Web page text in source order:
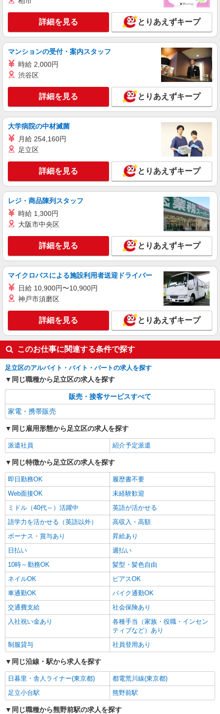
時給2000円〜 ※残業代支給 ★交通費別途支給
（規定あり） ゜+゜・。○。・゜+゜・。○。・゜
+゜ 入社祝い金10万円支給(規定有) お友達を紹介
頂くと, インセンティブ支給(規定有) ★月2回払
い・週払い可能（規程有）★ ゜・。○。・゜
東京都足立区の家電量販店
キープ 詳細を見る
株式会社ケーズキャリアスタッフ
パソコンのサポート受付スタッフ
時給1,650円 ■交通費全額支給 ■時間外手当
（１分単位で別途全額支給） ※全て当社規定あり
■ケーズデンキ足立店 足立店内アシストカウ
キープ 詳細を見る
正社員
ソフトバンク北千住店
【店長職】ソフトバンクショップの携帯販売ス
月給 260,000円 〜 322,000円 試用期間あり 6
ヶ月 月給25万円以上 ※経験・能力による 【試用
期間】月給 260000 円 〜 322000 円
■ソフトバンク北千住店 東京都 足立区 千住2
丁目 22‐3 YKビル1F
キープ 詳細を見る
ワイモバイルアリオ西新井店
ワイモバイルショップの携帯販売スタッフ
月給 265,000円 〜 350,000円 固定残業代:
20,000円 〜 20,000円（11時間相当） ＊基本給
280,000円を超える場合は10,000円（5時間相
当）、基本給320,000円を超える場合は5,000円（2
時間相当）支給。時間外手当は時間外労働の有無
にかかわらず、固定残業代として支給し、相当時
間を超える時間外労働分は法定どおり追加で支給
します。 試用期間あり 3ヶ月 ※経験・能力による
新井栄町1丁目20‐1 アリオ西新井2F 215区画
キープ 詳細を見る
詳細を見る とりあえずキープ
マンションの受付・案内スタッフ
時給 2,000円
渋谷区
詳細を見る とりあえずキープ
大学病院の中材滅菌
月給 254,160円
足立区
詳細を見る とりあえずキープ
レジ・商品陳列スタッフ
時給 1,300円
大阪市中央区
詳細を見る とりあえずキープ
マイクロバスによる施設利用者送迎ドライバー
日給 10,900円〜10,900円
神戸市須磨区
詳細を見る とりあえずキープ
このお仕事に関連する条件で探す
足立区のアルバイト・バイト・パートの求人を探す
同じ職種から足立区の求人を探す
販売・接客サービスすべて
家電・携帯販売
同じ雇用形態から足立区の求人を探す
派遣社員 紹介予定派遣
同じ特徴から足立区の求人を探す
即日勤務OK
履歴書不要
Web面接OK
未経験歓迎
ミドル（40代～）活躍中
英語が活かせる
語学力を活かせる（英語以外）
高収入・高額
ボーナス・賞与あり
昇給あり
日払い
週払い
10時～勤務OK
髪型・髪色自由
ネイルOK
ピアスOK
車通勤OK
バイク通勤OK
交通費支給
社会保険あり
入社祝い金あり
各種手当（家族・役職・インセン
ティブなど）あり
制服貸与
社員登用あり
同じ沿線・駅から求人を探す
日暮里・舎人ライナー(東京都)
都電荒川線(東京都)
足立小台駅
熊野前駅
同じ職種から熊野前駅の求人を探す